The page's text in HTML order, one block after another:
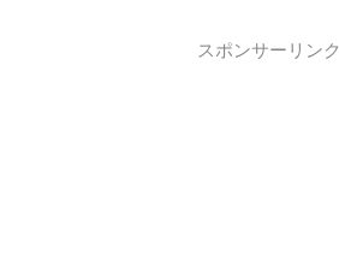
スポンサーリンク